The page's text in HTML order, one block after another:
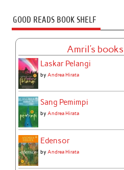
GOOD READS BOOK SHELF
Amril's books
Laskar Pelangi
byAndrea Hirata
Sang Pemimpi
byAndrea Hirata
Edensor
byAndrea Hirata